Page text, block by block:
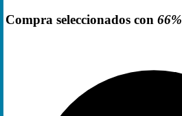
Compra seleccionados con 66%